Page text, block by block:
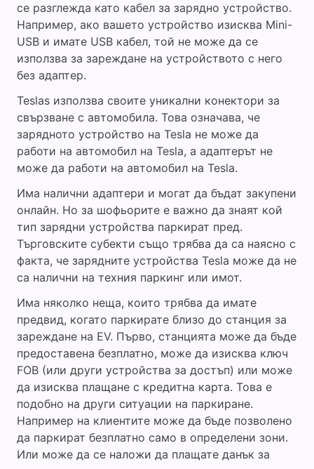
се разглежда като кабел за зарядно устройство.
Например, ако вашето устройство изисква Mini-
USB и имате USB кабел, той не може да се
използва за зареждане на устройството с него
без адаптер.
Teslas използва своите уникални конектори за
свързване с автомобила. Това означава, че
зарядното устройство на Tesla не може да
работи на автомобил на Tesla, а адаптерът не
може да работи на автомобил на Tesla.
Има налични адаптери и могат да бъдат закупени
онлайн. Но за шофьорите е важно да знаят кой
тип зарядни устройства паркират пред.
Търговските субекти също трябва да са наясно с
факта, че зарядните устройства Tesla може да не
са налични на техния паркинг или имот.
Има няколко неща, които трябва да имате
предвид, когато паркирате близо до станция за
зареждане на EV. Първо, станцията може да бъде
предоставена безплатно, може да изисква ключ
FOB (или други устройства за достъп) или може
да изисква плащане с кредитна карта. Това е
подобно на други ситуации на паркиране.
Например на клиентите може да бъде позволено
да паркират безплатно само в определени зони.
Или може да се наложи да плащате данък за